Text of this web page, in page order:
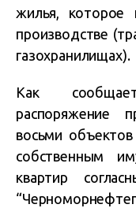
жилья, которое
производстве
газохранилищах).
Как
распоряжение
восьми
собственным
квартир